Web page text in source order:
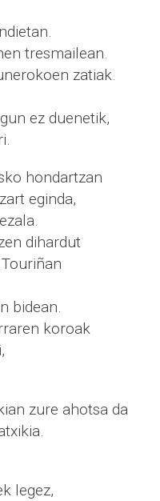
tresmailean.
zatiak.
ez duenetik,
hondartzan
eginda,
dihardut
bidean.
koroak
zure ahotsa da
legez,